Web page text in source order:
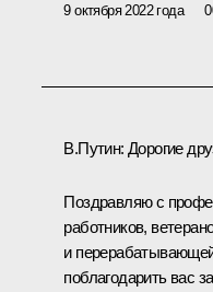
9 октября 2022 года
В.Путин: Дорогие
Поздравляю с
работников,
и
поблагодарить вас